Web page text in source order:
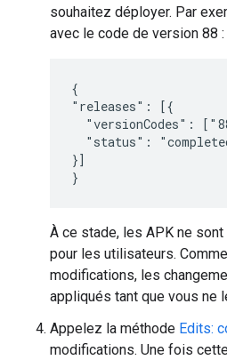
souhaitez déployer. Par
avec le code de version 88 :
{
"releases": [{
"versionCodes":
"status":
}]
}
À ce stade, les APK ne
pour les utilisateurs.
modifications, les
appliqués tant que vous ne
Appelez la méthode Edits:
modifications. Une fois